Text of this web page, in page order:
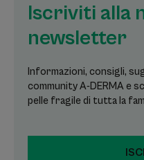
Iscriviti alla
newsletter
Informazioni, consigli,
community A-DERMA e
pelle fragile di tutta la